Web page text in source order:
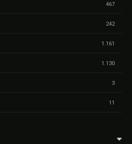
467
242
1.161
1.130
3
11